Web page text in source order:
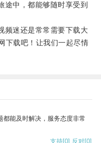
中，都能够随时享受到
迷还是常常需要下载大
下载吧！让我们一起尽情
都能及时解决，服务态度非常
支持[0] 反对[0]